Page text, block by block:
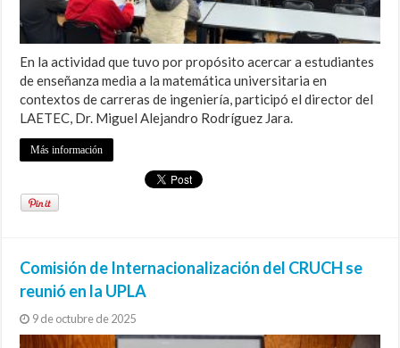
En la actividad que tuvo por propósito acercar a estudiantes
de enseñanza media a la matemática universitaria en
contextos de carreras de ingeniería, participó el director del
LAETEC, Dr. Miguel Alejandro Rodríguez Jara.
Más información
Comisión de Internacionalización del CRUCH se
reunió en la UPLA
9 de octubre de 2025